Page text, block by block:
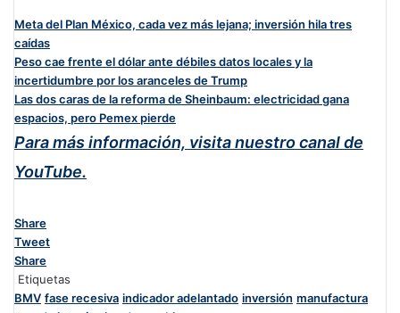
Meta del Plan México, cada vez más lejana; inversión hila tres
caídas
Peso cae frente el dólar ante débiles datos locales y la
incertidumbre por los aranceles de Trump
Las dos caras de la reforma de Sheinbaum: electricidad gana
espacios, pero Pemex pierde
Para más información, visita nuestro canal de
YouTube.
Share
Tweet
Share
Etiquetas
BMV fase recesiva indicador adelantado inversión manufactura